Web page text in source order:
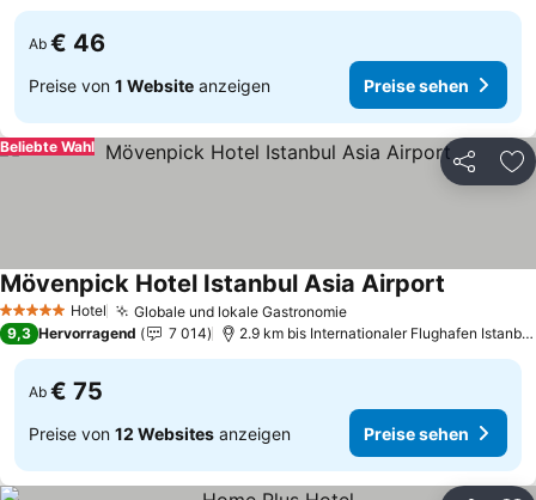
Ab € 46
Preise von 1 Website anzeigen Preise sehen
Teilen
Beliebte Wahl
5 Sterne Hotel Globale und lokale GastronomiePreise sehen
Mövenpick Hotel Istanbul Asia Airport
9,3 Hervorragend 7 014 2.9 km bis Internationaler Flughafen
Ab € 75
Preise von 12 Websites anzeigen Preise sehen